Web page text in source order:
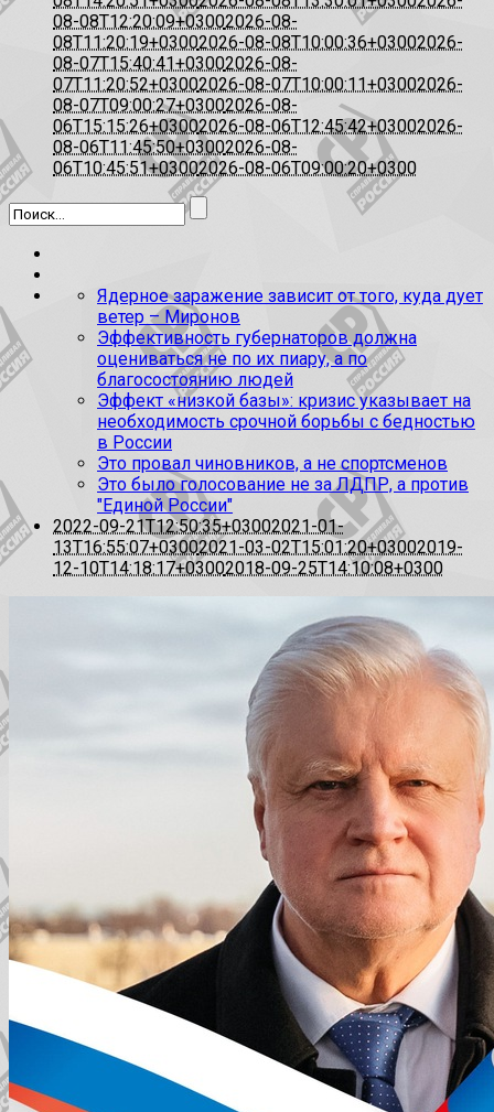
08-08T12:20:09+03002026-08-
08T11:20:19+03002026-08-08T10:00:36+03002026-
08-07T15:40:41+03002026-08-
07T11:20:52+03002026-08-07T10:00:11+03002026-
08-07T09:00:27+03002026-08-
06T15:15:26+03002026-08-06T12:45:42+03002026-
08-06T11:45:50+03002026-08-
06T10:45:51+03002026-08-06T09:00:20+0300
Ядерное заражение зависит от того, куда дует
ветер – Миронов
Эффективность губернаторов должна
оцениваться не по их пиару, а по
благосостоянию людей
Эффект «низкой базы»: кризис указывает на
необходимость срочной борьбы с бедностью
в России
Это провал чиновников, а не спортсменов
Это было голосование не за ЛДПР, а против
"Единой России"
2022-09-21T12:50:35+03002021-01-
13T16:55:07+03002021-03-02T15:01:20+03002019-
12-10T14:18:17+03002018-09-25T14:10:08+0300